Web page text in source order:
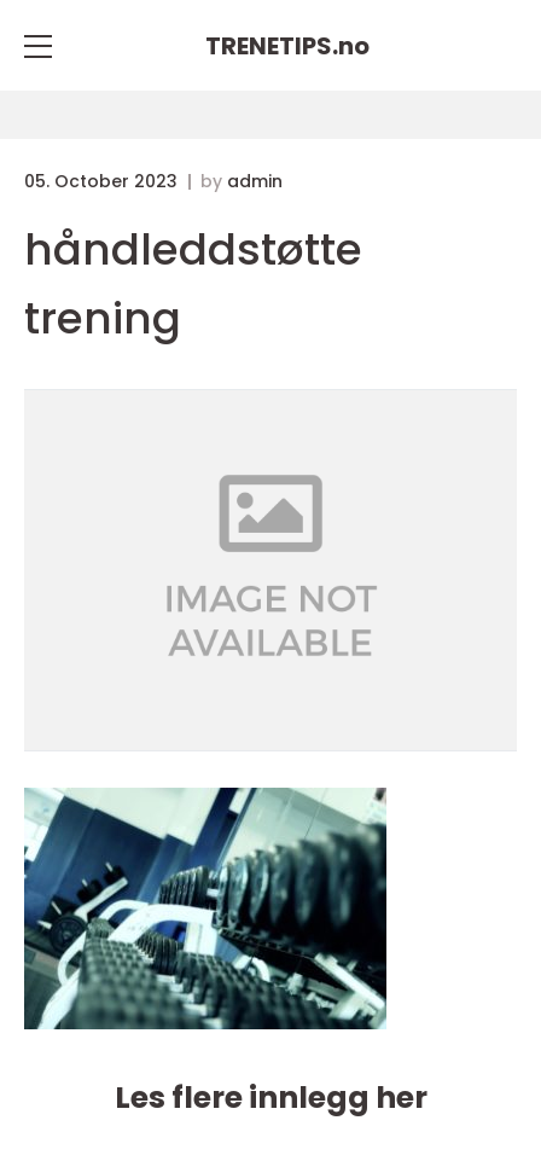
TRENETIPS.no
05. October 2023 by admin
håndleddstøtte
trening
Les flere innlegg her